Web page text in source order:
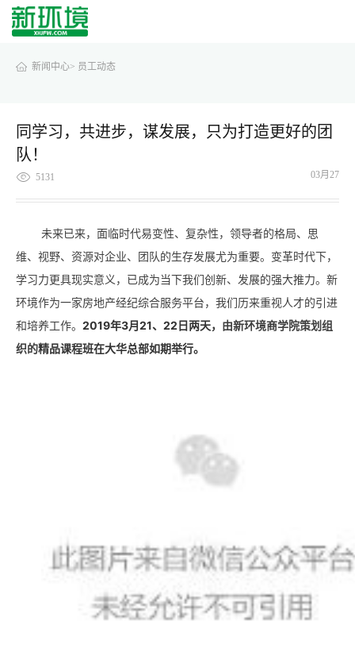
新闻中心> 员工动态
同学习，共进步，谋发展，只为打造更好的团
队！
5131 03月27
未来已来，面临时代易变性、复杂性，领导者的格局、思
维、视野、资源对企业、团队的生存发展尤为重要。变革时代下，
学习力更具现实意义，已成为当下我们创新、发展的强大推力。 新
环境作为一家房地产经纪综合服务平台，我们历来重视人才的引进
和培养工作。 2019年3月21、22日两天， 由新环境商学院策划组
织的精品课程班在大华总部如期举行。